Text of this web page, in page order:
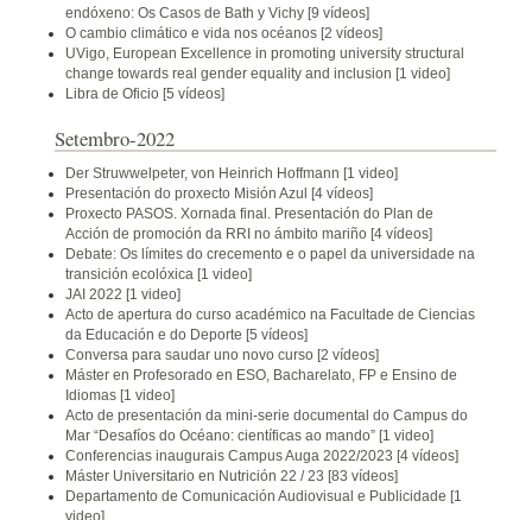
endóxeno: Os Casos de Bath y Vichy [9 vídeos]
O cambio climático e vida nos océanos [2 vídeos]
UVigo, European Excellence in promoting university structural
change towards real gender equality and inclusion [1 video]
Libra de Oficio [5 vídeos]
Setembro-2022
Der Struwwelpeter, von Heinrich Hoffmann [1 video]
Presentación do proxecto Misión Azul
[4 vídeos]
Proxecto PASOS. Xornada final. Presentación do Plan de
Acción de promoción da RRI no ámbito mariño [4 vídeos]
Debate: Os límites do crecemento e o papel da universidade na
transición ecolóxica [1 video]
JAI 2022 [1 video]
Acto de apertura do curso académico na Facultade de Ciencias
da Educación e do Deporte [5 vídeos]
Conversa para saudar uno novo curso [2 vídeos]
Máster en Profesorado en ESO, Bacharelato, FP e Ensino de
Idiomas [1 video]
Acto de presentación da mini-serie documental do Campus do
Mar “Desafíos do Océano: científicas ao mando” [1 video]
Conferencias inaugurais Campus Auga 2022/2023 [4 vídeos]
Máster Universitario en Nutrición 22 / 23 [83 vídeos]
Departamento de Comunicación Audiovisual e Publicidade [1
video]